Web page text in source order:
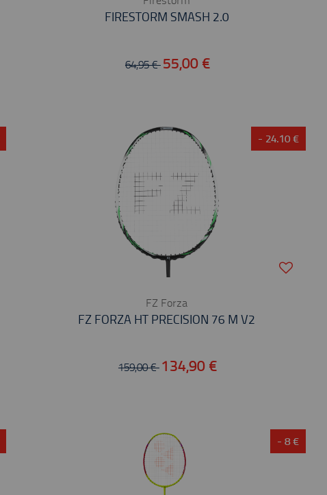
FIRESTORM SMASH 2.0
64,95 € 55,00 €
- 24.10 €
FZ Forza
FZ FORZA HT PRECISION 76 M V2
159,00 € 134,90 €
- 8 €